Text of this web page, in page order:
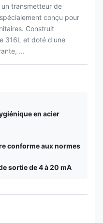
un transmetteur de
conçu pour
Construit
316L et doté d'une
...
en acier
conforme aux normes
sortie de 4 à 20 mA